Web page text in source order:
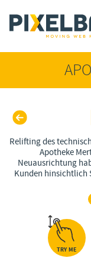
Relifting des
Apotheke
Neuausrichtung
Kunden hinsichtlich
TRY ME